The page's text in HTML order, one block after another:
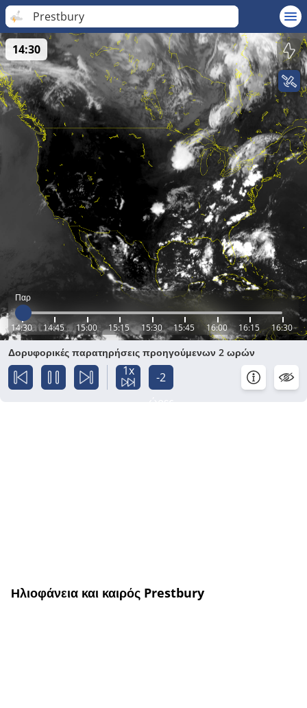
Prestbury
Παρ
14:30 14:45 15:00 15:15 15:30 15:45 16:00 16:15 16:30
14:30
Δορυφορικές παρατηρήσεις προηγούμενων 2 ωρών
1x
-2
Ηλιοφάνεια και καιρός Prestbury